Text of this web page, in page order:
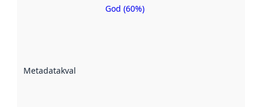
Metadatakvalitet
Metadatakvalitet
God (60%)